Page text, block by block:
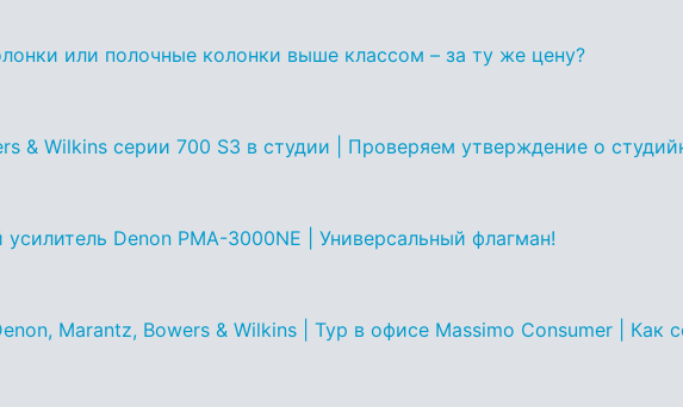
или полочные колонки выше классом – за ту же цену?
& Wilkins серии 700 S3 в студии | Проверяем утверждение о
Denon PMA-3000NE | Универсальный флагман!
Marantz, Bowers & Wilkins | Тур в офисе Massimo Consumer | Как